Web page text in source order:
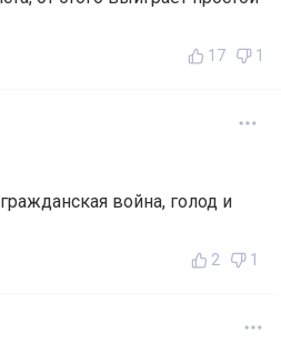
17 1
война, голод и
2 1